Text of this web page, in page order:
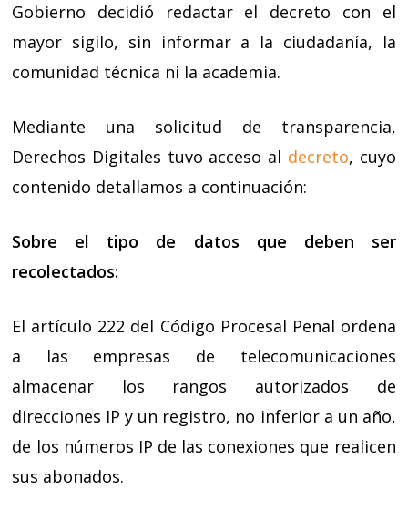
Gobierno decidió redactar el decreto con el
mayor sigilo, sin informar a la ciudadanía, la
comunidad técnica ni la academia.
Mediante una solicitud de transparencia,
Derechos Digitales tuvo acceso al decreto, cuyo
contenido detallamos a continuación:
Sobre el tipo de datos que deben ser
recolectados:
El artículo 222 del Código Procesal Penal ordena
a las empresas de telecomunicaciones
almacenar los rangos autorizados de
direcciones IP y un registro, no inferior a un año,
de los números IP de las conexiones que realicen
sus abonados.